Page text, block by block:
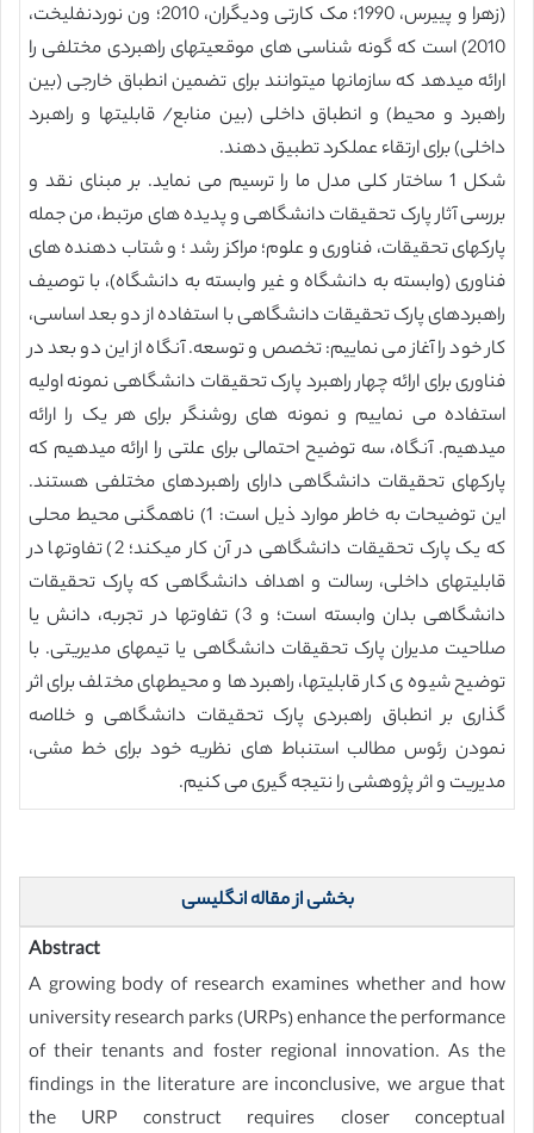
(زهرا و پییرس، 1990؛ مک کارتی ودیگران، 2010؛ ون نوردنفلیخت،
2010) است که گونه شناسی های موقعیتهای راهبردی مختلفی را
ارائه میدهد که سازمانها میتوانند برای تضمین انطباق خارجی (بین
راهبرد و محیط) و انطباق داخلی (بین منابع/ قابلیتها و راهبرد
داخلی) برای ارتقاء عملکرد تطبیق دهند.
شکل 1 ساختار کلی مدل ما را ترسیم می نماید. بر مبنای نقد و
بررسی آثار پارک تحقیقات دانشگاهی و پدیده های مرتبط، من جمله
پارکهای تحقیقات، فناوری و علوم؛ مراکز رشد ؛ و شتاب دهنده های
فناوری (وابسته به دانشگاه و غیر وابسته به دانشگاه)، با توصیف
راهبردهای پارک تحقیقات دانشگاهی با استفاده از دو بعد اساسی،
کار خود را آغاز می نماییم: تخصص و توسعه. آنگاه از این دو بعد در
فناوری برای ارائه چهار راهبرد پارک تحقیقات دانشگاهی نمونه اولیه
استفاده می نماییم و نمونه های روشنگر برای هر یک را ارائه
میدهیم. آنگاه، سه توضیح احتمالی برای علتی را ارائه میدهیم که
پارکهای تحقیقات دانشگاهی دارای راهبردهای مختلفی هستند.
این توضیحات به خاطر موارد ذیل است: 1) ناهمگنی محیط محلی
که یک پارک تحقیقات دانشگاهی در آن کار میکند؛ 2) تفاوتها در
قابلیتهای داخلی، رسالت و اهداف دانشگاهی که پارک تحقیقات
دانشگاهی بدان وابسته است؛ و 3) تفاوتها در تجربه، دانش یا
صلاحیت مدیران پارک تحقیقات دانشگاهی یا تیمهای مدیریتی. با
توضیح شیوه ی کار قابلیتها، راهبردها و محیطهای مختلف برای اثر
گذاری بر انطباق راهبردی پارک تحقیقات دانشگاهی و خلاصه
نمودن رئوس مطالب استنباط های نظریه خود برای خط مشی،
مدیریت و اثر پژوهشی را نتیجه گیری می کنیم.
بخشی از مقاله انگلیسی
Abstract
A growing body of research examines whether and how
university research parks (URPs) enhance the performance
of their tenants and foster regional innovation. As the
findings in the literature are inconclusive, we argue that
the URP construct requires closer conceptual